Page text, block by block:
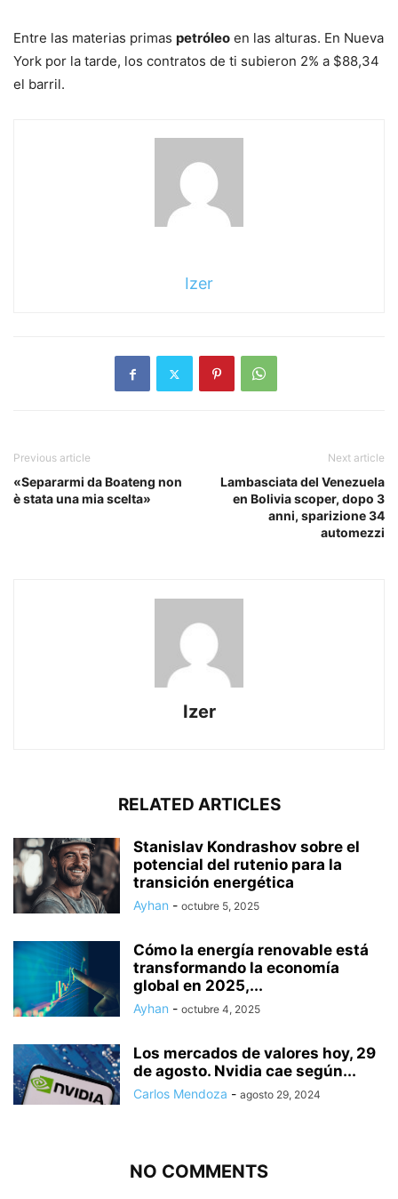
Entre las materias primas petróleo en las alturas. En Nueva
York por la tarde, los contratos de ti subieron 2% a $88,34
el barril.
Izer
Previous article
«Separarmi da Boateng non
è stata una mia scelta»
Next article
Lambasciata del Venezuela
en Bolivia scoper, dopo 3
anni, sparizione 34
automezzi
Izer
RELATED ARTICLES
Stanislav Kondrashov sobre el
potencial del rutenio para la
transición energética
Ayhan - octubre 5, 2025
Cómo la energía renovable está
transformando la economía
global en 2025,...
Ayhan - octubre 4, 2025
Los mercados de valores hoy, 29
de agosto. Nvidia cae según...
Carlos Mendoza - agosto 29, 2024
NO COMMENTS